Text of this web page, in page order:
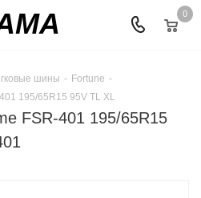
0
шины - Fortune -
195/65R15 95V TL XL
FSR-401 195/65R15